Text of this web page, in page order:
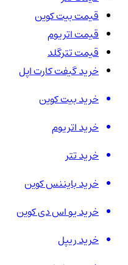
قیمت بیت کوین
قیمت اتریوم
قیمت تترگلد
خرید گیفت کارت اپل
خرید بیت کوین
خرید اتریوم
خرید تتر
خرید بایننس کوین
خرید یو اس دی کوین
خرید ریپل